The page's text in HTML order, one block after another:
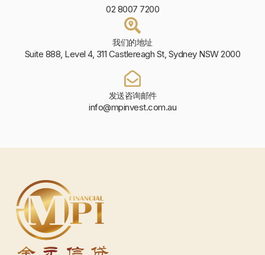
02 8007 7200
我们的地址
Suite 888, Level 4, 311 Castlereagh St, Sydney NSW 2000
发送咨询邮件
info@mpinvest.com.au